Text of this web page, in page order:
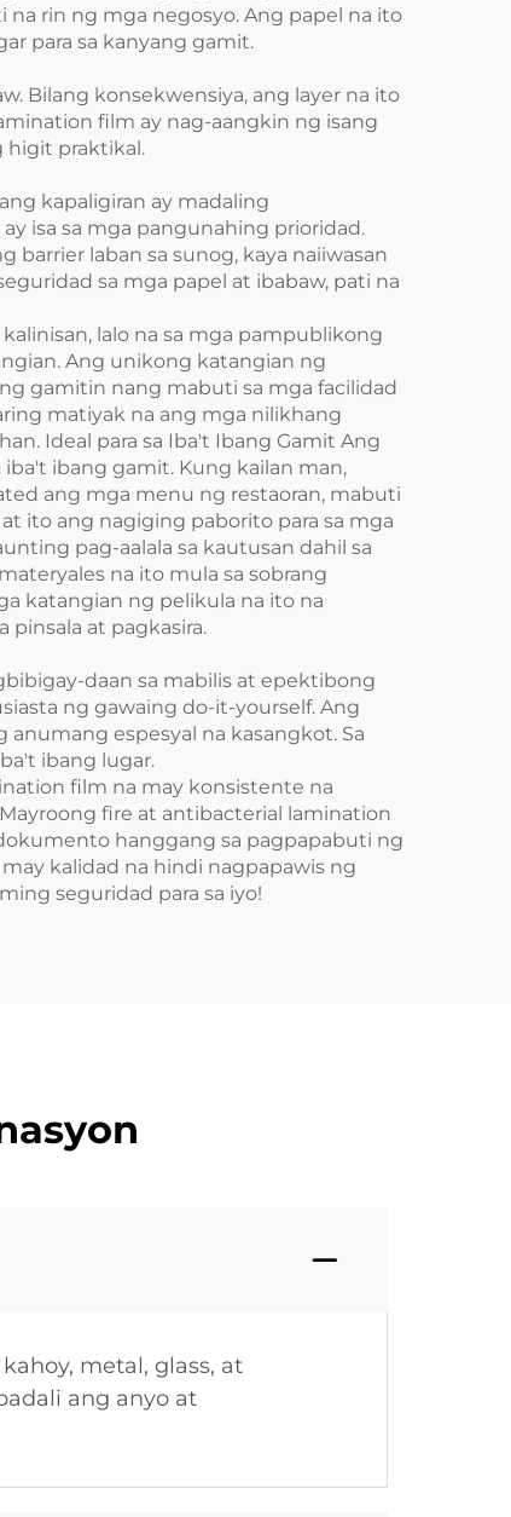
rin ng mga negosyo. Ang papel na ito
para sa kanyang gamit.
Bilang konsekwensiya, ang layer na ito
film ay nag-aangkin ng isang
higit praktikal.
kapaligiran ay madaling
isa sa mga pangunahing prioridad.
laban sa sunog, kaya naiiwasan
sa mga papel at ibabaw, pati na
lalo na sa mga pampublikong
Ang unikong katangian ng
gamitin nang mabuti sa mga facilidad
matiyak na ang mga nilikhang
Ideal para sa Iba't Ibang Gamit Ang
ibang gamit. Kung kailan man,
ang mga menu ng restaoran, mabuti
ito ang nagiging paborito para sa mga
pag-aalala sa kautusan dahil sa
na ito mula sa sobrang
katangian ng pelikula na ito na
at pagkasira.
daan sa mabilis at epektibong
ng gawaing do-it-yourself. Ang
espesyal na kasangkot. Sa
ibang lugar.
film na may konsistente na
fire at antibacterial lamination
hanggang sa pagpapabuti ng
kalidad na hindi nagpapawis ng
seguridad para sa iyo!
metal, glass, at
ang anyo at